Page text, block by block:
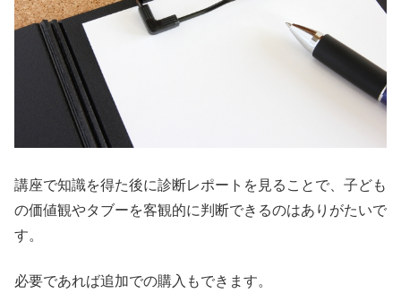
講座で知識を得た後に診断レポートを見ることで、子ども
の価値観やタブーを客観的に判断できるのはありがたいで
す。
必要であれば追加での購入もできます。